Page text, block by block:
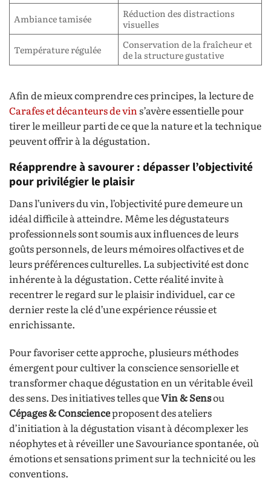
Ambiance tamisée
Réduction des distractions
visuelles
Température régulée
Conservation de la fraîcheur et
de la structure gustative
Afin de mieux comprendre ces principes, la lecture de
Carafes et décanteurs de vin s’avère essentielle pour
tirer le meilleur parti de ce que la nature et la technique
peuvent offrir à la dégustation.
Réapprendre à savourer : dépasser l’objectivité
pour privilégier le plaisir
Dans l’univers du vin, l’objectivité pure demeure un
idéal difficile à atteindre. Même les dégustateurs
professionnels sont soumis aux influences de leurs
goûts personnels, de leurs mémoires olfactives et de
leurs préférences culturelles. La subjectivité est donc
inhérente à la dégustation. Cette réalité invite à
recentrer le regard sur le plaisir individuel, car ce
dernier reste la clé d’une expérience réussie et
enrichissante.
Pour favoriser cette approche, plusieurs méthodes
émergent pour cultiver la conscience sensorielle et
transformer chaque dégustation en un véritable éveil
des sens. Des initiatives telles queVin & Sensou
Cépages & Conscienceproposent des ateliers
d’initiation à la dégustation visant à décomplexer les
néophytes et à réveiller une Savouriance spontanée, où
émotions et sensations priment sur la technicité ou les
conventions.